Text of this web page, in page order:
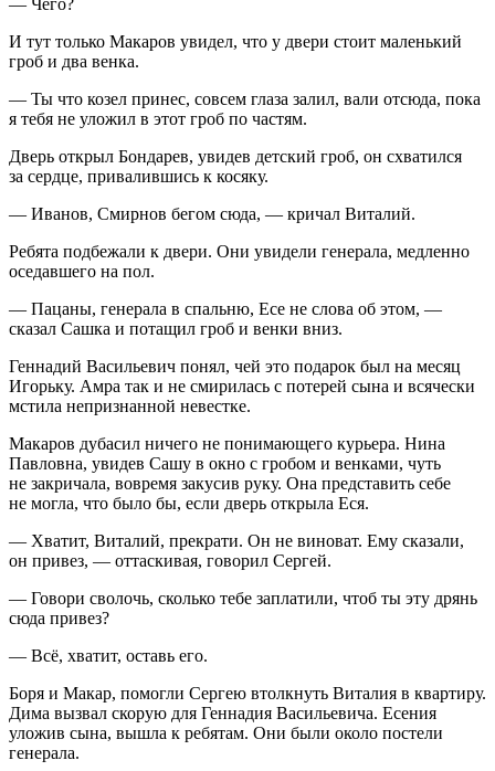
— Чего?
И тут только Макаров увидел, что у двери стоит маленький
гроб и два венка.
— Ты что козел принес, совсем глаза залил, вали отсюда, пока
я тебя не уложил в этот гроб по частям.
Дверь открыл Бондарев, увидев детский гроб, он схватился
за сердце, привалившись к косяку.
— Иванов, Смирнов бегом сюда, — кричал Виталий.
Ребята подбежали к двери. Они увидели генерала, медленно
оседавшего на пол.
— Пацаны, генерала в спальню, Есе не слова об этом, —
сказал Сашка и потащил гроб и венки вниз.
Геннадий Васильевич понял, чей это подарок был на месяц
Игорьку. Амра так и не смирилась с потерей сына и всячески
мстила непризнанной невестке.
Макаров дубасил ничего не понимающего курьера. Нина
Павловна, увидев Сашу в окно с гробом и венками, чуть
не закричала, вовремя закусив руку. Она представить себе
не могла, что было бы, если дверь открыла Еся.
— Хватит, Виталий, прекрати. Он не виноват. Ему сказали,
он привез, — оттаскивая, говорил Сергей.
— Говори сволочь, сколько тебе заплатили, чтоб ты эту дрянь
сюда привез?
— Всё, хватит, оставь его.
Боря и Макар, помогли Сергею втолкнуть Виталия в квартиру.
Дима вызвал скорую для Геннадия Васильевича. Есения
уложив сына, вышла к ребятам. Они были около постели
генерала.